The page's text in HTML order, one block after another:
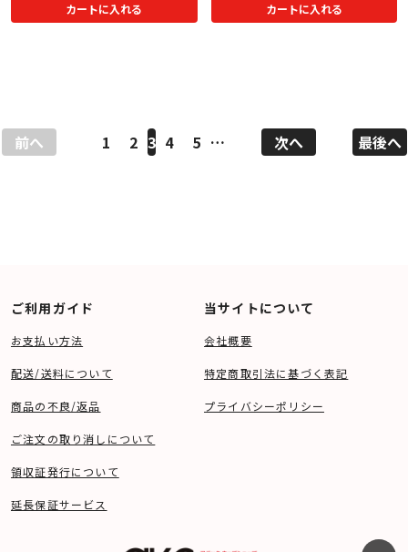
カートに入れる カートに入れる
前へ 1 2 3 4 5 … 次へ 最後へ
ご利用ガイド
お支払い方法
配送/送料について
商品の不良/返品
ご注文の取り消しについて
領収証発行について
延長保証サービス
当サイトについて
会社概要
特定商取引法に基づく表記
プライバシーポリシー